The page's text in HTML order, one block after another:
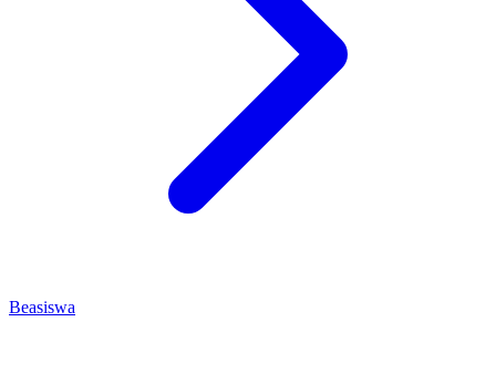
Beasiswa